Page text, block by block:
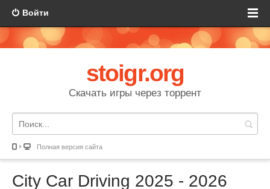
Войти
stoigr.org
Скачать игры через торрент
Полная версия сайта
City Car Driving 2025 - 2026